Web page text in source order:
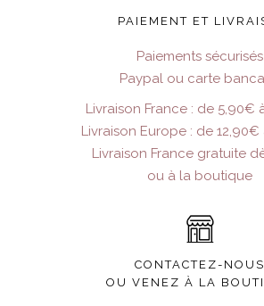
PAIEMENT ET
Paiements sécurisés
Paypal ou carte
Livraison France : de 5,90€
Livraison Europe : de
Livraison France gratuite
ou à la boutique
CONTACTEZ-NOUS
OU VENEZ À LA